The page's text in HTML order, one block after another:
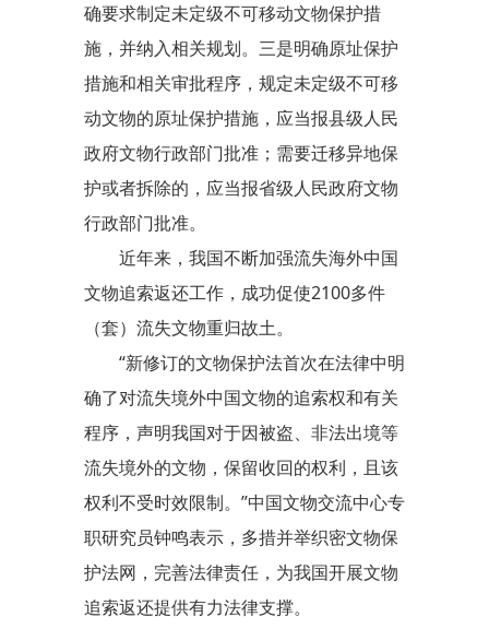
确要求制定未定级不可移动文物保护措
施，并纳入相关规划。三是明确原址保护
措施和相关审批程序，规定未定级不可移
动文物的原址保护措施，应当报县级人民
政府文物行政部门批准；需要迁移异地保
护或者拆除的，应当报省级人民政府文物
行政部门批准。
近年来，我国不断加强流失海外中国
文物追索返还工作，成功促使2100多件
（套）流失文物重归故土。
“新修订的文物保护法首次在法律中明
确了对流失境外中国文物的追索权和有关
程序，声明我国对于因被盗、非法出境等
流失境外的文物，保留收回的权利，且该
权利不受时效限制。”中国文物交流中心专
职研究员钟鸣表示，多措并举织密文物保
护法网，完善法律责任，为我国开展文物
追索返还提供有力法律支撑。